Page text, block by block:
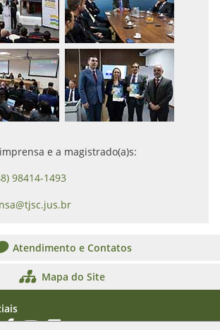
e a magistrado(a)s:
98414-1493
Atendimento e Contatos
Mapa do Site
X Threads
Acessar Facebook
Acessar YouTube
Acessar Flickr
Acessar SoundCloud